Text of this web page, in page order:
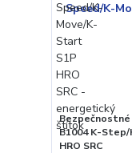
B1004 K-
HRO SRC